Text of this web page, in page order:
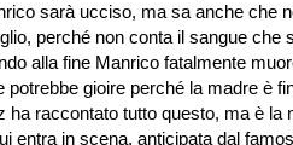
sarà ucciso, ma sa anche che
perché non conta il sangue che
alla fine Manrico fatalmente
gioire perché la madre è
raccontato tutto questo, ma è la
in scena, anticipata dal